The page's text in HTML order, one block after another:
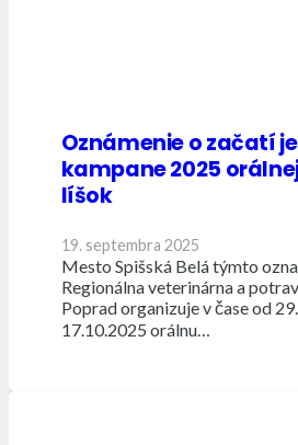
Oznámenie o začatí
kampane 2025
líšok
19. septembra 2025
Mesto Spišská Belá týmto
Regionálna veterinárna a
Poprad organizuje v čase od
17.10.2025 orálnu…